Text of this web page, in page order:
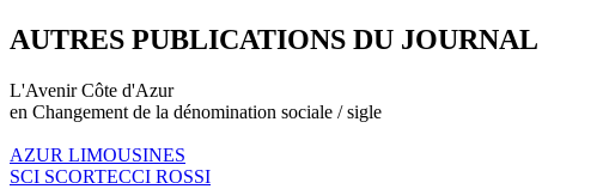
AUTRES PUBLICATIONS DU JOURNAL
L'Avenir Côte d'Azur
en Changement de la dénomination sociale / sigle
AZUR LIMOUSINES
SCI SCORTECCI ROSSI